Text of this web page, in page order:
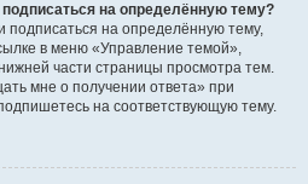
на определённую тему?
подписаться на определённую тему,
в меню «Управление темой»,
части страницы просмотра тем.
мне о получении ответа» при
на соответствующую тему.